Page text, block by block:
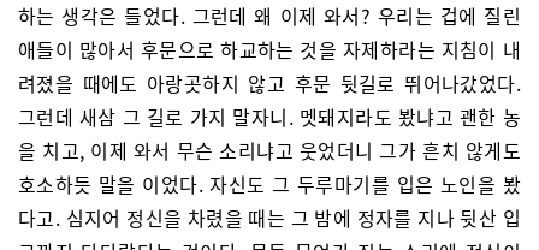
하는 생각은 들었다. 그런데 왜 이제 와서? 우리는 겁에 질린
애들이 많아서 후문으로 하교하는 것을 자제하라는 지침이 내
려졌을 때에도 아랑곳하지 않고 후문 뒷길로 뛰어나갔었다.
그런데 새삼 그 길로 가지 말자니. 멧돼지라도 봤냐고 괜한 농
을 치고, 이제 와서 무슨 소리냐고 웃었더니 그가 흔치 않게도
호소하듯 말을 이었다. 자신도 그 두루마기를 입은 노인을 봤
다고. 심지어 정신을 차렸을 때는 그 밤에 정자를 지나 뒷산 입